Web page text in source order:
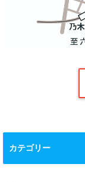
カテゴリー